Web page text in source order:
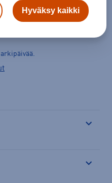
Hyväksy kaikki